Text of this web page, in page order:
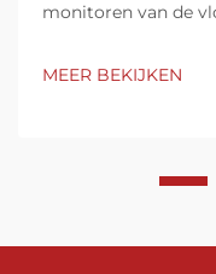
monitoren van de
industrieën. Hun
MEER BEKIJKEN